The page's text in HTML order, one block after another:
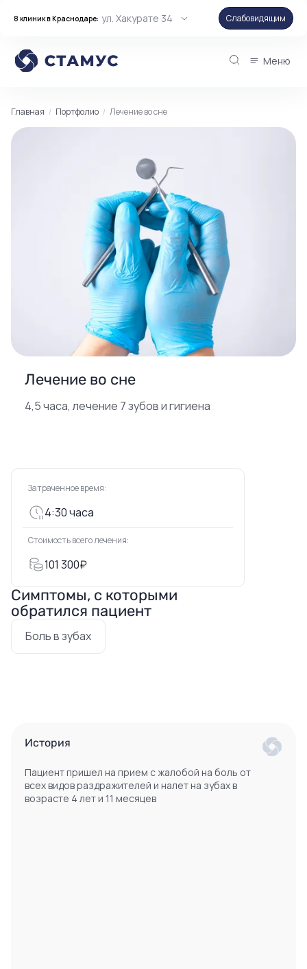
8 клиник в Краснодаре: ул. Хакурате 34 Слабовидящим
Меню
Главная Портфолио Лечение во сне
Лечение во сне
4,5 часа, лечение 7 зубов и гигиена
Затраченное время:
4:30 часа
Стоимость всего лечения:
101 300₽
Симптомы, с которыми
обратился пациент
Боль в зубах
История
Пациент пришел на прием с жалобой на боль от
всех видов раздражителей и налет на зубах в
возрасте 4 лет и 11 месяцев